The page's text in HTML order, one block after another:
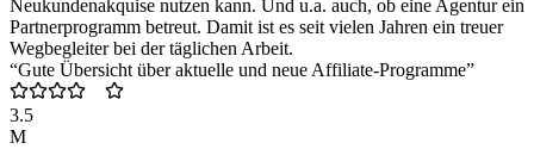
Neukundenakquise nutzen kann. Und u.a. auch, ob eine Agentur ein
Partnerprogramm betreut. Damit ist es seit vielen Jahren ein treuer
Wegbegleiter bei der täglichen Arbeit.
“Gute Übersicht über aktuelle und neue Affiliate-Programme”
3.5
M